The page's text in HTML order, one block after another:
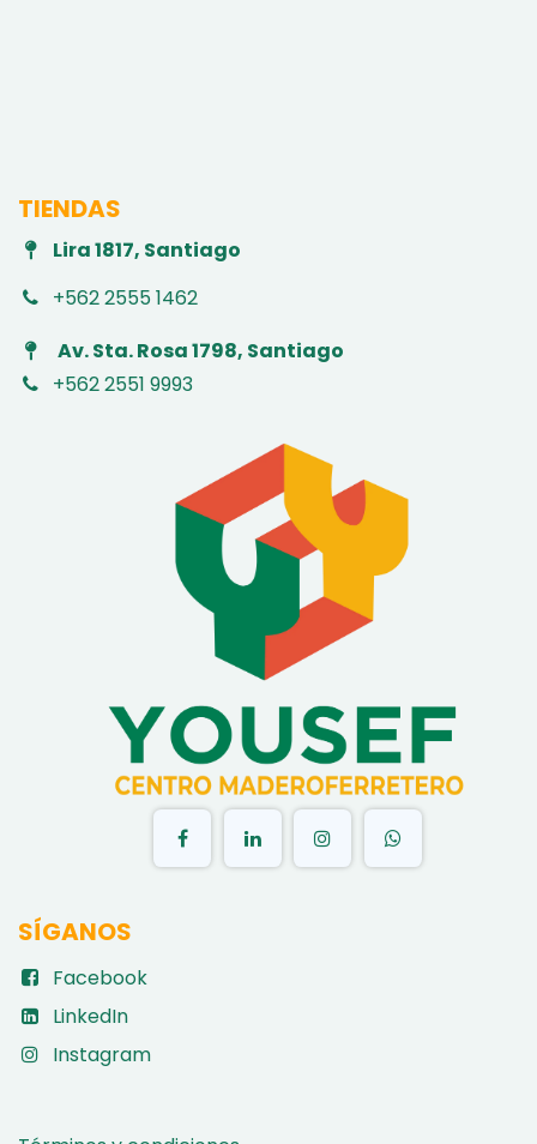
TIENDAS
Lira 1817, Santiago
+562 2555 1462
Av. Sta. Rosa 1798, Santiago
+562 2551 9993
SÍGANOS
Facebook
LinkedIn
Instagram